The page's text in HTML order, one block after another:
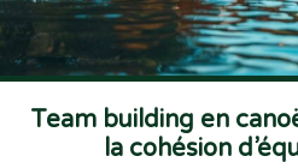
Team building en
la cohésion